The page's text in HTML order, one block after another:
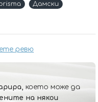
ревю
Дамски
което може да
на някои